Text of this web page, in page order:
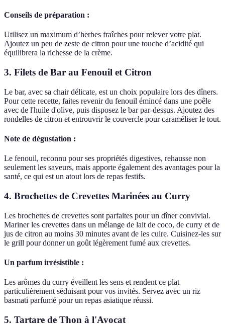
Conseils de préparation :
Utilisez un maximum d’herbes fraîches pour relever votre plat.
Ajoutez un peu de zeste de citron pour une touche d’acidité qui
équilibrera la richesse de la crème.
3. Filets de Bar au Fenouil et Citron
Le bar, avec sa chair délicate, est un choix populaire lors des dîners.
Pour cette recette, faites revenir du fenouil émincé dans une poêle
avec de l'huile d'olive, puis disposez le bar par-dessus. Ajoutez des
rondelles de citron et entrouvrir le couvercle pour caraméliser le tout.
Note de dégustation :
Le fenouil, reconnu pour ses propriétés digestives, rehausse non
seulement les saveurs, mais apporte également des avantages pour la
santé, ce qui est un atout lors de repas festifs.
4. Brochettes de Crevettes Marinées au Curry
Les brochettes de crevettes sont parfaites pour un dîner convivial.
Mariner les crevettes dans un mélange de lait de coco, de curry et de
jus de citron au moins 30 minutes avant de les cuire. Cuisinez-les sur
le grill pour donner un goût légèrement fumé aux crevettes.
Un parfum irrésistible :
Les arômes du curry éveillent les sens et rendent ce plat
particulièrement séduisant pour vos invités. Servez avec un riz
basmati parfumé pour un repas asiatique réussi.
5. Tartare de Thon à l'Avocat